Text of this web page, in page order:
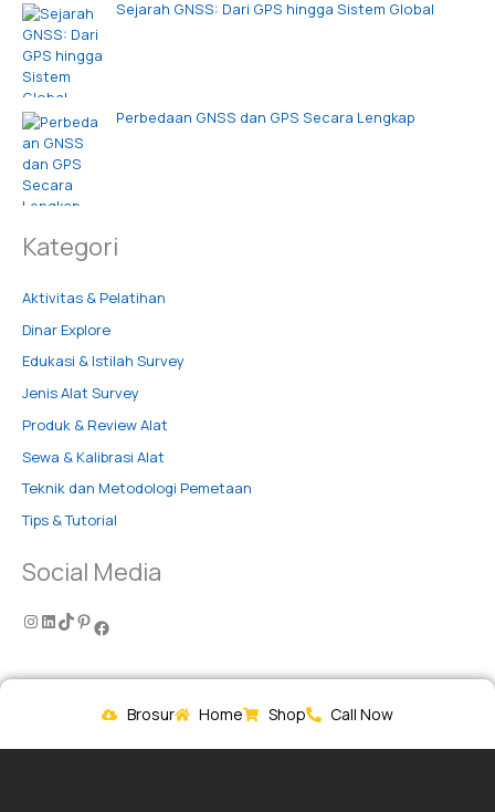
Sejarah GNSS: Dari GPS hingga Sistem Global
Perbedaan GNSS dan GPS Secara Lengkap
Kategori
Aktivitas & Pelatihan
Dinar Explore
Edukasi & Istilah Survey
Jenis Alat Survey
Produk & Review Alat
Sewa & Kalibrasi Alat
Teknik dan Metodologi Pemetaan
Tips & Tutorial
Social Media
Brosur Home Shop Call Now